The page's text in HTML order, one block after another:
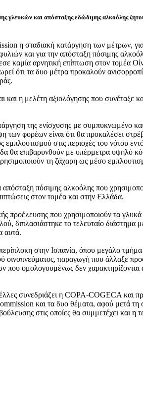
γλευκών και απόσταξης εδώδιμης αλκοόλης
η σταδιακή κατάργηση των μέτρων,
και για την απόσταξη πόσιμης
καμία αρνητική επίπτωση στον τομέα
ότι τα δυο μέτρα προκαλούν
και η μελέτη αξιολόγησης που συνέταξε
της ενίσχυσης με συμπυκνωμένο
των φορέων είναι ότι θα προκαλέσει
στις περιοχές του νότου
θα επιβαρυνθούν με υπέρμετρα υψηλό
τη ζάχαρη ως μέσο
πόσιμης αλκοόλης που
στον τομέα και στην Ελλάδα.
προέλευσης που χρησιμοποιούν τα
διπλασιάστηκε το τελευταίο διάστημα
αυτά.
περίπλοκη στην Ισπανία, όπου μεγάλο
οινοπνεύματος, παραγωγή που άλλαξε
που ομολογουμένως δεν χαρακτηρίζονται
συνεδριάζει η COPA-COGECA και
και τα δυο θέματα, αφού μετά τη
στις οποίες θα συμμετέχει και η